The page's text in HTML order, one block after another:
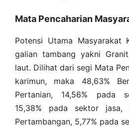
Mata Pencaharian
Potensi Utama Masyarakat
galian tambang yakni
laut. Dilihat dari segi Mata
karimun, maka 48,63%
Pertanian, 14,56% pada
15,38% pada sektor jasa,
Pertambangan, 5,77% pada